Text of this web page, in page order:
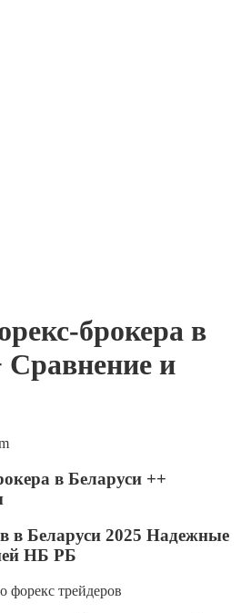
брокера в
Сравнение и
в Беларуси ++
в Беларуси 2025 Надежные
НБ РБ